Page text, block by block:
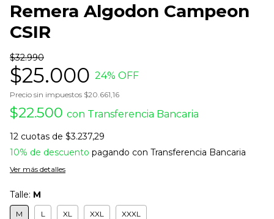
Remera Algodon Campeon
CSIR
$32.990
$25.000 24% OFF
Precio sin impuestos $20.661,16
$22.500 con Transferencia Bancaria
12 cuotas de $3.237,29
10% de descuento pagando con Transferencia Bancaria
Ver más detalles
Talle: M
M L XL XXL XXXL